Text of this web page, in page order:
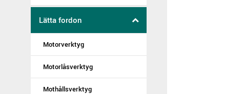
Lätta fordon
Motorverktyg
Motorlåsverktyg
Mothållsverktyg